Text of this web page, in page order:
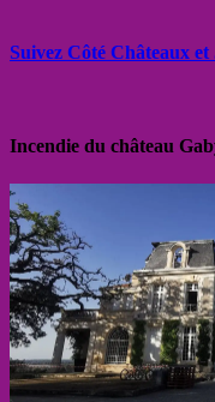
Suivez Côté Châteaux
Incendie du château